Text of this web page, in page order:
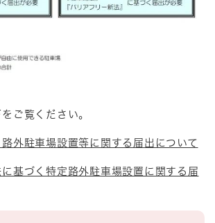
ご覧ください。
外駐車場設置等に関する届出について
基づく特定路外駐車場設置に関する届